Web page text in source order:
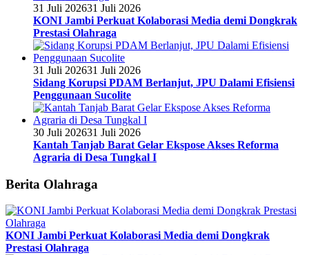
31 Juli 202631 Juli 2026
KONI Jambi Perkuat Kolaborasi Media demi Dongkrak
Prestasi Olahraga
31 Juli 202631 Juli 2026
Sidang Korupsi PDAM Berlanjut, JPU Dalami Efisiensi
Penggunaan Sucolite
30 Juli 202631 Juli 2026
Kantah Tanjab Barat Gelar Ekspose Akses Reforma
Agraria di Desa Tungkal I
Berita Olahraga
KONI Jambi Perkuat Kolaborasi Media demi Dongkrak
Prestasi Olahraga